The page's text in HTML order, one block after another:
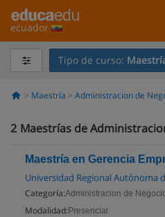
ecuador
Tipo de curso:
Maestría Administracion de
2 Maestrías de
Maestría en Gerencia
Universidad Regional Autónoma
Categoría:Administracion de
Modalidad: Presencial